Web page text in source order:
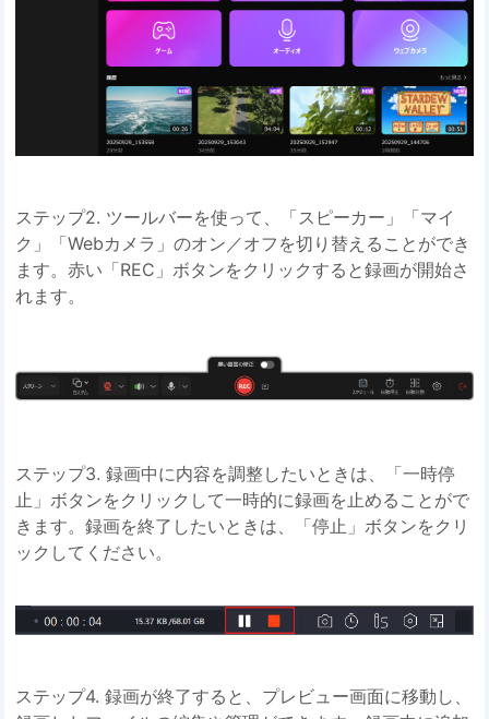
ステップ2. ツールバーを使って、「スピーカー」「マイ
ク」「Webカメラ」のオン／オフを切り替えることができ
ます。赤い「REC」ボタンをクリックすると録画が開始さ
れます。
ステップ3. 録画中に内容を調整したいときは、「一時停
止」ボタンをクリックして一時的に録画を止めることがで
きます。録画を終了したいときは、「停止」ボタンをクリ
ックしてください。
ステップ4. 録画が終了すると、プレビュー画面に移動し、